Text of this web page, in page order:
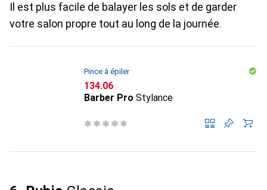
Il est plus facile de balayer les sols et de garder
votre salon propre tout au long de la journée.
Pince à épiler
CHF
134.06
Barber Pro Stylance